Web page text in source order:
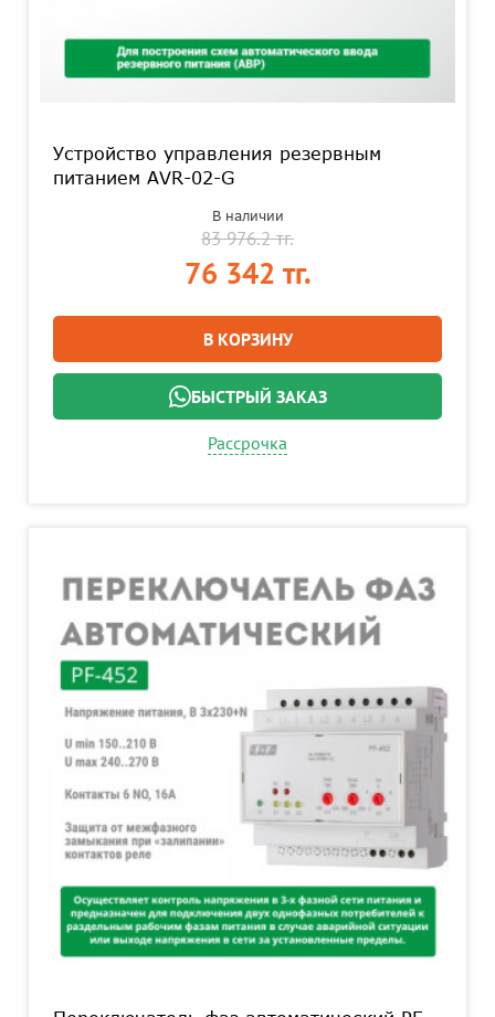
Устройство управления резервным
питанием AVR-02-G
В наличии
83 976.2 тг.
76 342 тг.
В КОРЗИНУ
БЫСТРЫЙ ЗАКАЗ
Рассрочка